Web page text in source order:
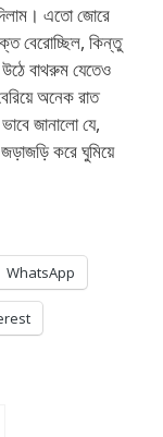
এতো জোরে
বেরোচ্ছিল, কিন্তু
বাথরুম যেতেও
অনেক রাত
জানালো যে,
করে ঘুমিয়ে
WhatsApp